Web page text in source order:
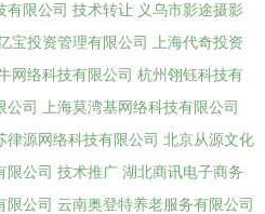
有限公司 技术转让 义乌市影途摄影
宝投资管理有限公司
上海代奇投资
网络科技有限公司 杭州翎钰科技有
公司
上海莫湾基网络科技有限公司
律源网络科技有限公司 北京从源文化
限公司 技术推广 湖北商讯电子商务
限公司 云南奥登特养老服务有限公司